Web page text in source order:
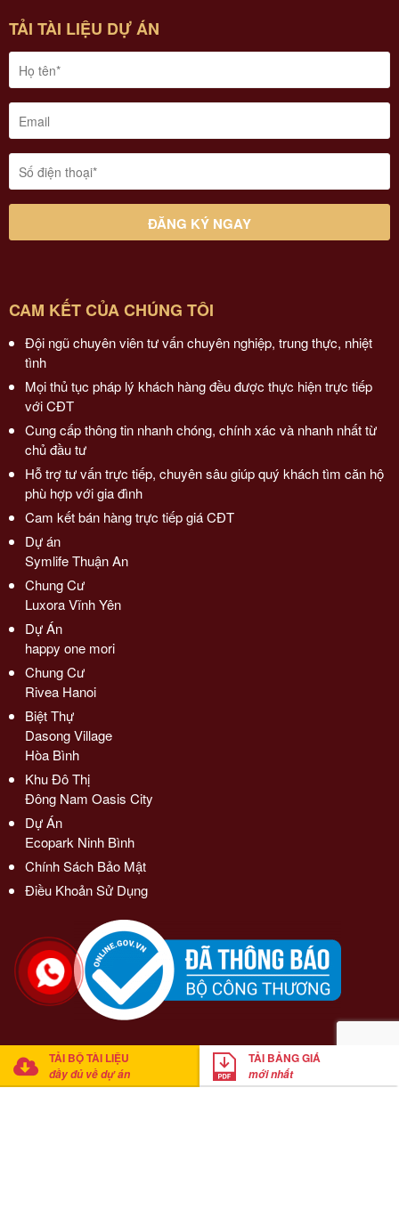
TẢI TÀI LIỆU DỰ ÁN
CAM KẾT CỦA CHÚNG TÔI
Đội ngũ chuyên viên tư vấn chuyên nghiệp, trung thực, nhiệt
tình
Mọi thủ tục pháp lý khách hàng đều được thực hiện trực tiếp
với CĐT
Cung cấp thông tin nhanh chóng, chính xác và nhanh nhất từ
chủ đầu tư
Hỗ trợ tư vấn trực tiếp, chuyên sâu giúp quý khách tìm căn hộ
phù hợp với gia đình
Cam kết bán hàng trực tiếp giá CĐT
Dự án
Symlife Thuận An
Chung Cư
Luxora Vĩnh Yên
Dự Án
happy one mori
Chung Cư
Rivea Hanoi
Biệt Thự
Dasong Village
Hòa Bình
Khu Đô Thị
Đông Nam Oasis City
Dự Án
Ecopark Ninh Bình
Chính Sách Bảo Mật
Điều Khoản Sử Dụng
© 2021 Casa Del Rio Hòa Bình. Cung cấp bởiMathsoft Việt Nam
TẢI BỘ TÀI LIỆU
đầy đủ về dự án
TẢI BẢNG GIÁ
mới nhất